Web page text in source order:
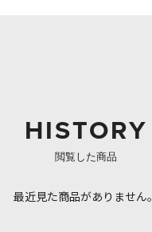
HISTORY
閲覧した商品
最近見た商品がありません。